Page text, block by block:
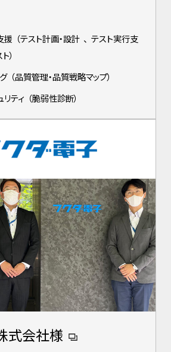
援 （テスト計画・設計 、 テスト実行支
ト）
（品質管理・品質戦略マップ）
ティ （脆弱性診断）
式会社様